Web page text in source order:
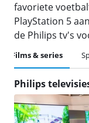
favoriete
PlayStation 5
de Philips tv's
Films & series
Philips